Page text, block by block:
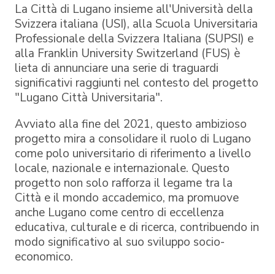
La Città di Lugano insieme all'Università della
Svizzera italiana (USI), alla Scuola Universitaria
Professionale della Svizzera Italiana (SUPSI) e
alla Franklin University Switzerland (FUS) è
lieta di annunciare una serie di traguardi
significativi raggiunti nel contesto del progetto
"Lugano Città Universitaria".
Avviato alla fine del 2021, questo ambizioso
progetto mira a consolidare il ruolo di Lugano
come polo universitario di riferimento a livello
locale, nazionale e internazionale. Questo
progetto non solo rafforza il legame tra la
Città e il mondo accademico, ma promuove
anche Lugano come centro di eccellenza
educativa, culturale e di ricerca, contribuendo in
modo significativo al suo sviluppo socio-
economico.